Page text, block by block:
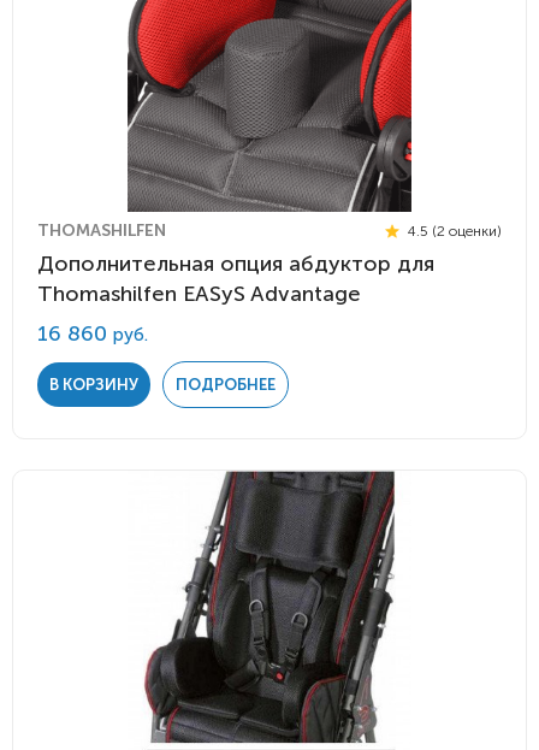
THOMASHILFEN 4.5 (2 оценки)
Дополнительная опция абдуктор для
Thomashilfen EASyS Advantage
16 860 руб.
В КОРЗИНУ ПОДРОБНЕЕ